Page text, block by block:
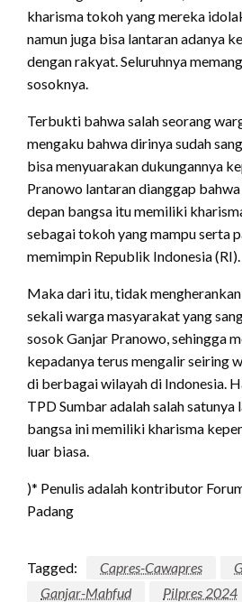
kharisma tokoh yang mereka
namun juga bisa lantaran adanya
dengan rakyat. Seluruhnya
sosoknya.
Terbukti bahwa salah seorang
mengaku bahwa dirinya sudah
bisa menyuarakan dukungannya
Pranowo lantaran dianggap
depan bangsa itu memiliki
sebagai tokoh yang mampu serta
memimpin Republik Indonesia (RI).
Maka dari itu, tidak
sekali warga masyarakat yang
sosok Ganjar Pranowo, sehingga
kepadanya terus mengalir seiring
di berbagai wilayah di Indonesia.
TPD Sumbar adalah salah
bangsa ini memiliki kharisma
luar biasa.
)* Penulis adalah kontributor
Padang
Tagged: Capres-Cawapres
Ganjar-Mahfud
Pilpres 2024